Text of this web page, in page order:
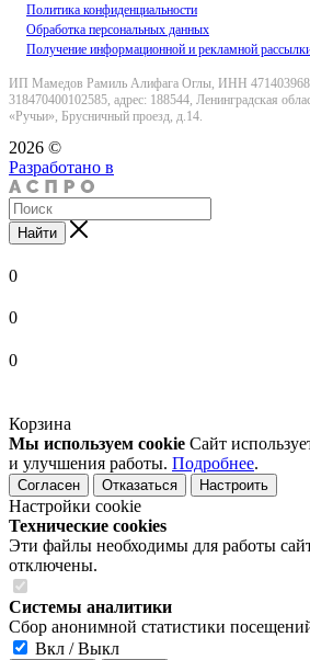
Политика конфиденциальности
Обработка персональных данных
Получение информационной и рекламной
ИП Мамедов Рамиль Алифага Оглы, ИНН
318470400102585, адрес: 188544, Ленинградская
«Ручьи», Брусничный проезд, д.14.
2026 ©
Разработано в
Найти
0
0
0
Корзина
Мы используем cookie Сайт
и улучшения работы. Подробнее.
Согласен Отказаться Настроить
Настройки cookie
Технические cookies
Эти файлы необходимы для работы
отключены.
Системы аналитики
Сбор анонимной статистики
Вкл / Выкл